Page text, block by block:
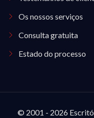
Os nossos serviços
Consulta gratuita
Estado do processo
© 2001 - 2026